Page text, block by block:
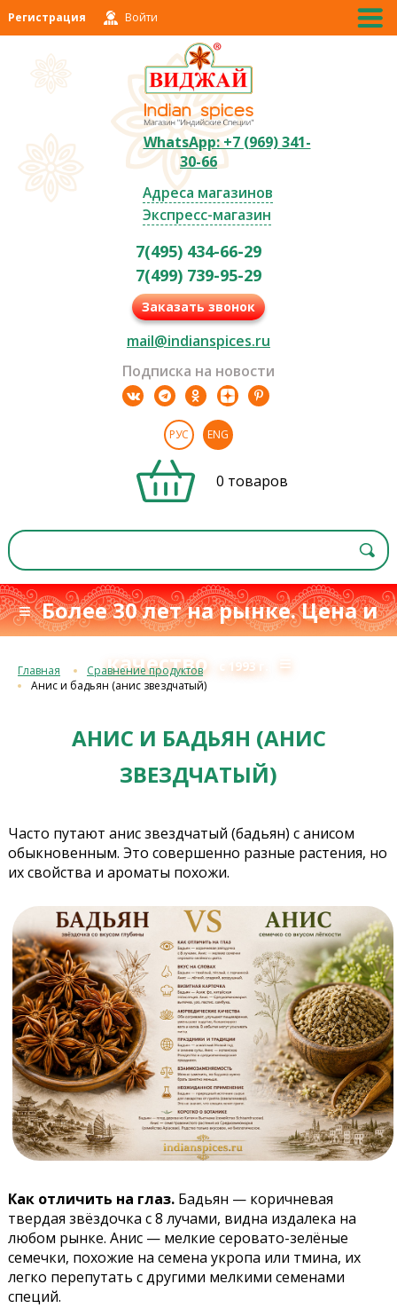
Регистрация Войти
WhatsApp: +7 (969) 341-
30-66
Адреса магазинов
Экспресс-магазин
7(495) 434-66-29
7(499) 739-95-29
Заказать звонок
mail@indianspices.ru
Подписка на новости
РУС ENG
0 товаров
≡ Более 30 лет на рынке. Цена и
качество
с 1993 г. ≡
Главная
Сравнение продуктов
Анис и бадьян (анис звездчатый)
АНИС И БАДЬЯН (АНИС
ЗВЕЗДЧАТЫЙ)
Часто путают анис звездчатый (бадьян) с анисом
обыкновенным. Это совершенно разные растения, но
их свойства и ароматы похожи.
Как отличить на глаз.Бадьян — коричневая
твердая звёздочка с 8 лучами, видна издалека на
любом рынке. Анис — мелкие серовато-зелёные
семечки, похожие на семена укропа или тмина, их
легко перепутать с другими мелкими семенами
специй.